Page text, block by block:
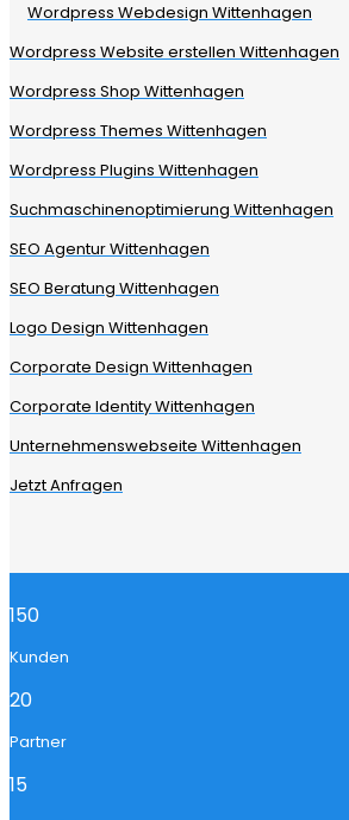
Wordpress Webdesign Wittenhagen
Wordpress Website erstellen Wittenhagen
Wordpress Shop Wittenhagen
Wordpress Themes Wittenhagen
Wordpress Plugins Wittenhagen
Suchmaschinenoptimierung Wittenhagen
SEO Agentur Wittenhagen
SEO Beratung Wittenhagen
Logo Design Wittenhagen
Corporate Design Wittenhagen
Corporate Identity Wittenhagen
Unternehmenswebseite Wittenhagen
Jetzt Anfragen
150
Kunden
20
Partner
15